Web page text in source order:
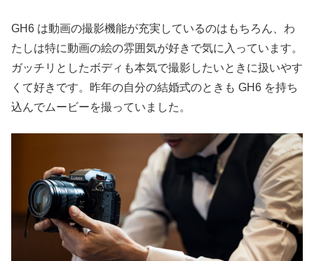
GH6 は動画の撮影機能が充実しているのはもちろん、わ
たしは特に動画の絵の雰囲気が好きで気に入っています。
ガッチリとしたボディも本気で撮影したいときに扱いやす
くて好きです。昨年の自分の結婚式のときも GH6 を持ち
込んでムービーを撮っていました。